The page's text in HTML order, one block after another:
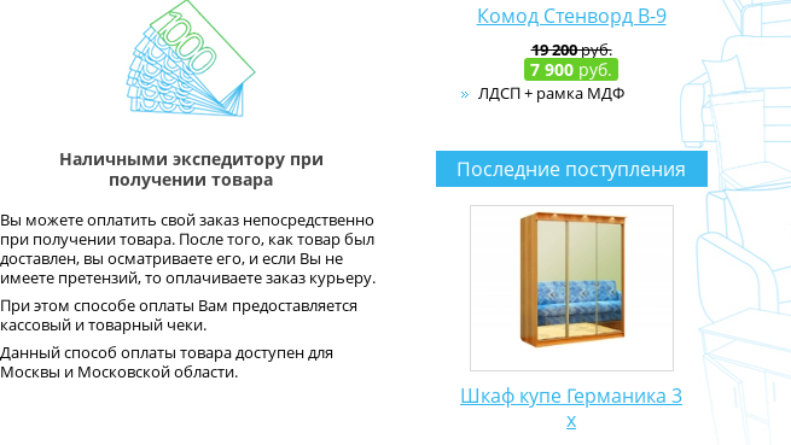
Наличными экспедитору при
получении товара
Вы можете оплатить свой заказ непосредственно
при получении товара. После того, как товар был
доставлен, вы осматриваете его, и если Вы не
имеете претензий, то оплачиваете заказ курьеру.
При этом способе оплаты Вам предоставляется
кассовый и товарный чеки.
Данный способ оплаты товара доступен для
Москвы и Московской области.
Комод Стенворд В-9
19 200руб.
7 900 руб.
ЛДСП + рамка МДФ
Последние поступления
Шкаф купе Германика 3
х